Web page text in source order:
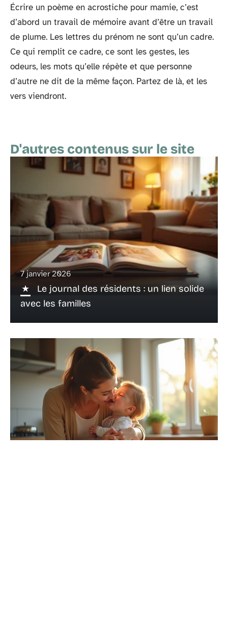
Écrire un poème en acrostiche pour mamie, c’est
d’abord un travail de mémoire avant d’être un travail
de plume. Les lettres du prénom ne sont qu’un cadre.
Ce qui remplit ce cadre, ce sont les gestes, les
odeurs, les mots qu’elle répète et que personne
d’autre ne dit de la même façon. Partez de là, et les
vers viendront.
D'autres contenus sur le site
7 janvier 2026
Le journal des résidents : un lien solide
avec les familles